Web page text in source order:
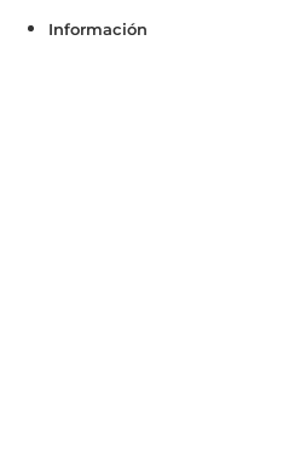
Información